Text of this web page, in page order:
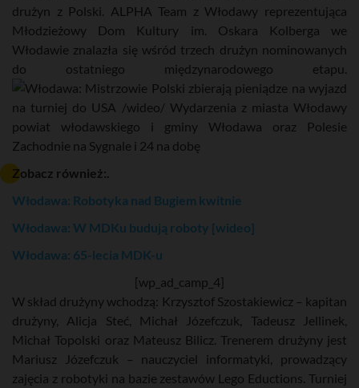
drużyn z Polski. ALPHA Team z Włodawy reprezentująca
Młodzieżowy Dom Kultury im. Oskara Kolberga we
Włodawie znalazła się wśród trzech drużyn nominowanych
do ostatniego międzynarodowego etapu.
Zobacz również:.
Włodawa: Robotyka nad Bugiem kwitnie
Włodawa: W MDKu budują roboty [wideo]
Włodawa: 65-lecia MDK-u
[wp_ad_camp_4]
W skład drużyny wchodzą: Krzysztof Szostakiewicz – kapitan
drużyny, Alicja Steć, Michał Józefczuk, Tadeusz Jellinek,
Michał Topolski oraz Mateusz Bilicz. Trenerem drużyny jest
Mariusz Józefczuk – nauczyciel informatyki, prowadzący
zajęcia z robotyki na bazie zestawów Lego Eductions. Turniej